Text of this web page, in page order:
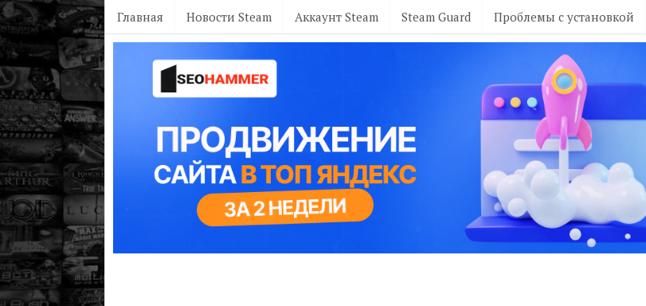
Главная Новости Steam Аккаунт Steam Steam Guard Проблемы с установкой